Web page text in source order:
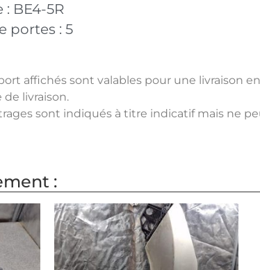
: BE4-5R
portes : 5
affichés sont valables pour une livraison
de livraison.
sont indiqués à titre indicatif mais ne
: